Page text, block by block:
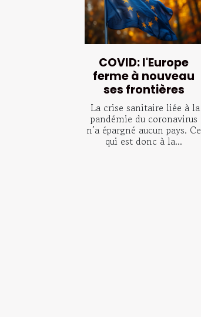
COVID: l'Europe
ferme à nouveau
ses frontières
La crise sanitaire liée à la
pandémie du coronavirus
n’a épargné aucun pays. Ce
qui est donc à la...